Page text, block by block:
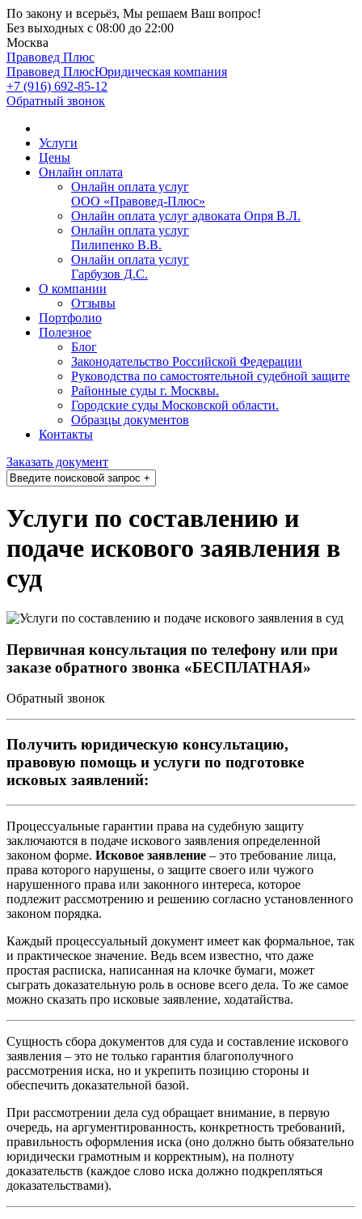
По закону и всерьёз, Мы решаем Ваш вопрос!
Без выходных с 08:00 до 22:00
Москва
Правовед Плюс
Правовед ПлюсЮридическая компания
+7 (916) 692-85-12
Обратный звонок
Услуги
Цены
Онлайн оплата
Онлайн оплата услуг
ООО «Правовед-Плюс»
Онлайн оплата услуг адвоката Опря В.Л.
Онлайн оплата услуг
Пилипенко В.В.
Онлайн оплата услуг
Гарбузов Д.С.
О компании
Отзывы
Портфолио
Полезное
Блог
Законодательство Российской Федерации
Руководства по самостоятельной судебной защите
Районные суды г. Москвы.
Городские суды Московской области.
Образцы документов
Контакты
Заказать документ
Услуги по составлению и
подаче искового заявления в
суд
Первичная консультация по телефону или при
заказе обратного звонка «БЕСПЛАТНАЯ»
Обратный звонок
Получить юридическую консультацию,
правовую помощь и услуги по подготовке
исковых заявлений:
Процессуальные гарантии права на судебную защиту
заключаются в подаче искового заявления определенной
законом форме. Исковое заявление – это требование лица,
права которого нарушены, о защите своего или чужого
нарушенного права или законного интереса, которое
подлежит рассмотрению и решению согласно установленного
законом порядка.
Каждый процессуальный документ имеет как формальное, так
и практическое значение. Ведь всем известно, что даже
простая расписка, написанная на клочке бумаги, может
сыграть доказательную роль в основе всего дела. То же самое
можно сказать про исковые заявление, ходатайства.
Сущность сбора документов для суда и составление искового
заявления – это не только гарантия благополучного
рассмотрения иска, но и укрепить позицию стороны и
обеспечить доказательной базой.
При рассмотрении дела суд обращает внимание, в первую
очередь, на аргументированность, конкретность требований,
правильность оформления иска (оно должно быть обязательно
юридически грамотным и корректным), на полноту
доказательств (каждое слово иска должно подкрепляться
доказательствами).